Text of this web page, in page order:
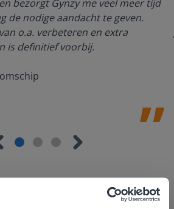
bezorgt Gynzy me veel meer tijd
de nodige aandacht te geven.
o.a. verbeteren en extra
is definitief voorbij.